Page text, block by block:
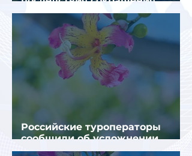
турпотока из России
Российские туроператоры
сообщили об усложнении
получения виз в Грецию